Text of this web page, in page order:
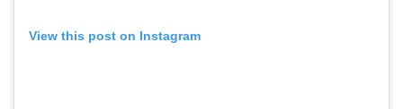
View this post on Instagram